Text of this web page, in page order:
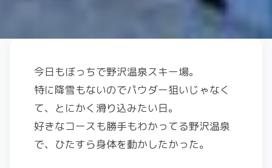
今日もぼっちで野沢温泉スキー場。
特に降雪もないのでパウダー狙いじゃなく
て、とにかく滑り込みたい日。
好きなコースも勝手もわかってる野沢温泉
で、ひたすら身体を動かしたかった。